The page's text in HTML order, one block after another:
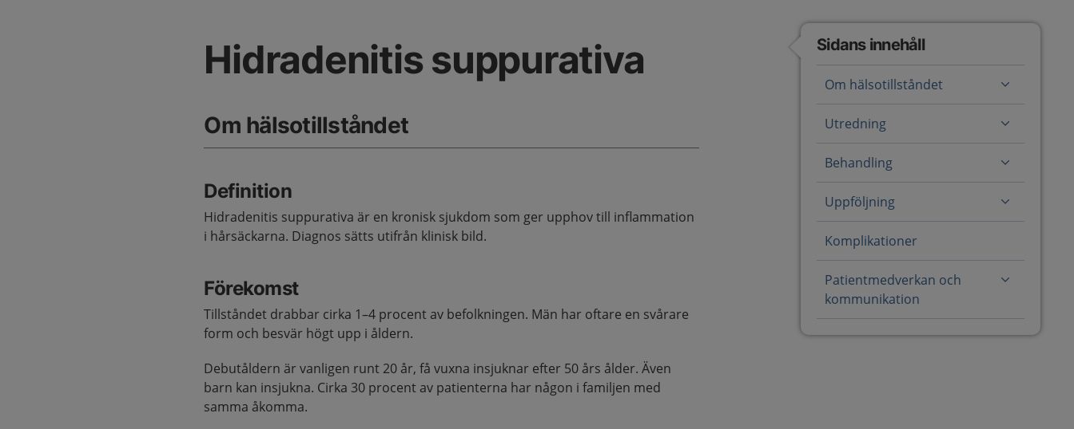
Hidradenitis suppurativa
Om hälsotillståndet
Definition
Hidradenitis suppurativa är en kronisk sjukdom som ger upphov till inflammation
i hårsäckarna. Diagnos sätts utifrån klinisk bild.
Förekomst
Tillståndet drabbar cirka 1–4 procent av befolkningen. Män har oftare en svårare
form och besvär högt upp i åldern.
Debutåldern är vanligen runt 20 år, få vuxna insjuknar efter 50 års ålder. Även
barn kan insjukna. Cirka 30 procent av patienterna har någon i familjen med
samma åkomma.
Sidans innehåll
Om hälsotillståndet
Utredning
Behandling
Uppföljning
Komplikationer
Patientmedverkan och
kommunikation